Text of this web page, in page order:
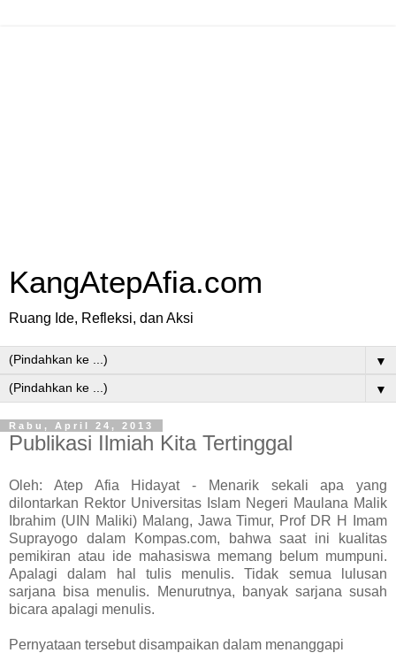
KangAtepAfia.com
Ruang Ide, Refleksi, dan Aksi
▼
▼
Rabu, April 24, 2013
Publikasi Ilmiah Kita Tertinggal
Oleh: Atep Afia Hidayat - Menarik sekali apa yang
dilontarkan Rektor Universitas Islam Negeri Maulana Malik
Ibrahim (UIN Maliki) Malang, Jawa Timur, Prof DR H Imam
Suprayogo dalam Kompas.com, bahwa saat ini kualitas
pemikiran atau ide mahasiswa memang belum mumpuni.
Apalagi dalam hal tulis menulis. Tidak semua lulusan
sarjana bisa menulis. Menurutnya, banyak sarjana susah
bicara apalagi menulis.
Pernyataan tersebut disampaikan dalam menanggapi